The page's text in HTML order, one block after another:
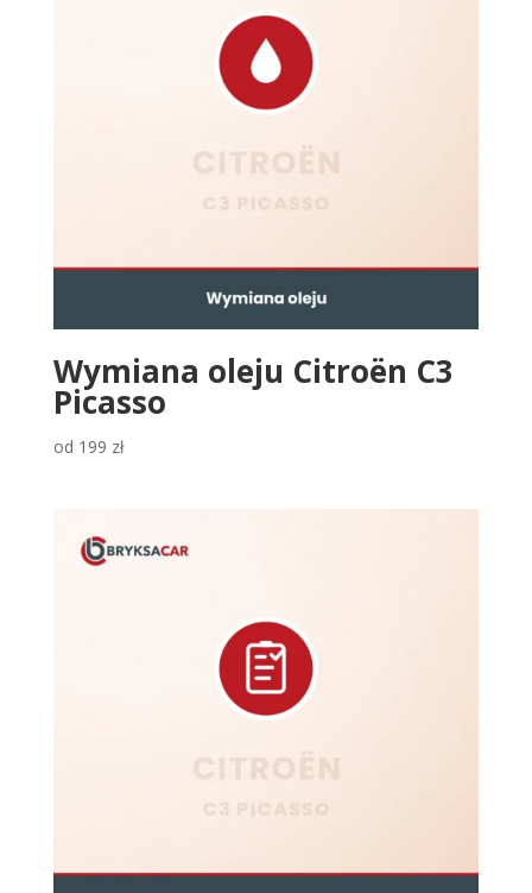
Wymiana oleju Citroën C3
Picasso
od 199 zł